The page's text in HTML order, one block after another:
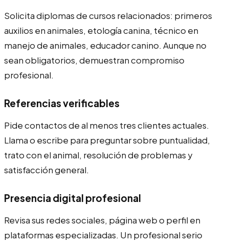
Solicita diplomas de cursos relacionados: primeros
auxilios en animales, etología canina, técnico en
manejo de animales, educador canino. Aunque no
sean obligatorios, demuestran compromiso
profesional.
Referencias verificables
Pide contactos de al menos tres clientes actuales.
Llama o escribe para preguntar sobre puntualidad,
trato con el animal, resolución de problemas y
satisfacción general.
Presencia digital profesional
Revisa sus redes sociales, página web o perfil en
plataformas especializadas. Un profesional serio